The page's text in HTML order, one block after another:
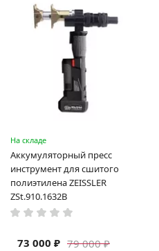
На складе
Аккумуляторный пресс
инструмент для сшитого
полиэтилена ZEISSLER
ZSt.910.1632B
79 000 ₽
73 000 ₽